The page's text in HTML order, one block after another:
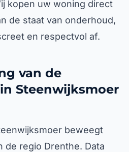
kopen uw woning direct
de staat van onderhoud,
en respectvol af.
van de
Steenwijksmoer
beweegt
de regio Drenthe. Data